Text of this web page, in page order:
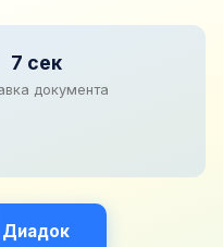
7 сек
документа